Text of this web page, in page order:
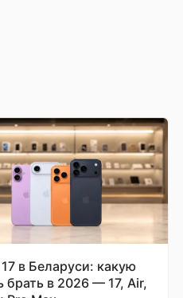
120 Гц
LPDDR5X
UFS 3.1
в Беларуси: какую
брать в 2026 — 17, Air,